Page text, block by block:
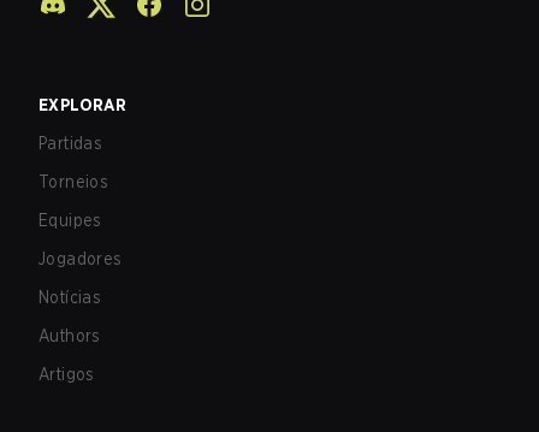
EXPLORAR
Partidas
Torneios
Equipes
Jogadores
Notícias
Authors
Artigos